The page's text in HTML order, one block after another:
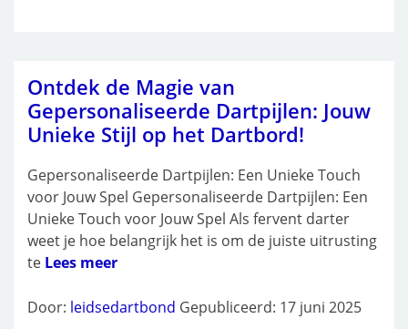
Ontdek de Magie van
Gepersonaliseerde Dartpijlen: Jouw
Unieke Stijl op het Dartbord!
Gepersonaliseerde Dartpijlen: Een Unieke Touch
voor Jouw Spel Gepersonaliseerde Dartpijlen: Een
Unieke Touch voor Jouw Spel Als fervent darter
weet je hoe belangrijk het is om de juiste uitrusting
te Lees meer
Door: leidsedartbond Gepubliceerd: 17 juni 2025